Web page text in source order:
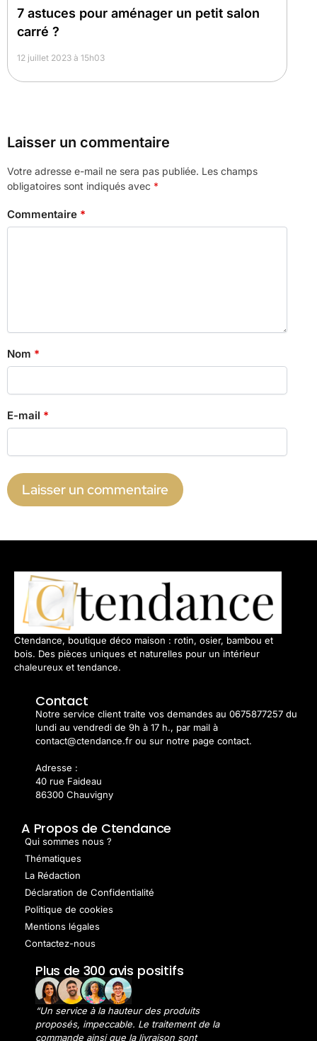
7 astuces pour aménager un petit salon
carré ?
12 juillet 2023 à 15h03
Laisser un commentaire
Votre adresse e-mail ne sera pas publiée. Les champs
obligatoires sont indiqués avec *
Commentaire *
Nom *
E-mail *
Ctendance, boutique déco maison : rotin, osier, bambou et
bois. Des pièces uniques et naturelles pour un intérieur
chaleureux et tendance.
Contact
Notre service client traite vos demandes au 0675877257 du
lundi au vendredi de 9h à 17 h., par mail à
contact@ctendance.fr ou sur notre page contact.
Adresse :
40 rue Faideau
86300 Chauvigny
A Propos de Ctendance
Qui sommes nous ?
Thématiques
La Rédaction
Déclaration de Confidentialité
Politique de cookies
Mentions légales
Contactez-nous
Plus de 300 avis positifs
“Un service à la hauteur des produits
proposés, impeccable. Le traitement de la
commande ainsi que la livraison sont